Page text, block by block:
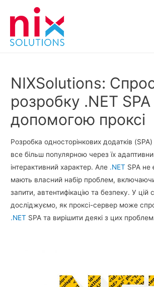
NIXSolutions:
розробку .NET SPA
допомогою проксі
Розробка односторінкових додатків
все більш популярною через їх
інтерактивний характер. Але .NET SPA не
мають власний набір проблем,
запити, автентифікацію та безпеку. У цій
досліджуємо, як проксі-сервер може
.NET SPA та вирішити деякі з цих